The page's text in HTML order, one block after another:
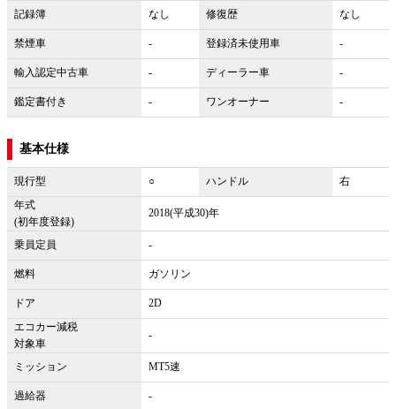
記録簿 なし 修復歴 なし
禁煙車 - 登録済未使用車 -
輸入認定中古車 - ディーラー車 -
鑑定書付き - ワンオーナー -
基本仕様
現行型 ○ ハンドル
右
年式
(初年度登録)
2018(平成30)年
乗員定員 -
燃料 ガソリン
ドア
2D
エコカー減税
対象車
-
ミッション MT5速
過給器 -